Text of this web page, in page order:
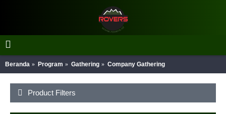
Beranda Program Gathering Company Gathering
Product Filters